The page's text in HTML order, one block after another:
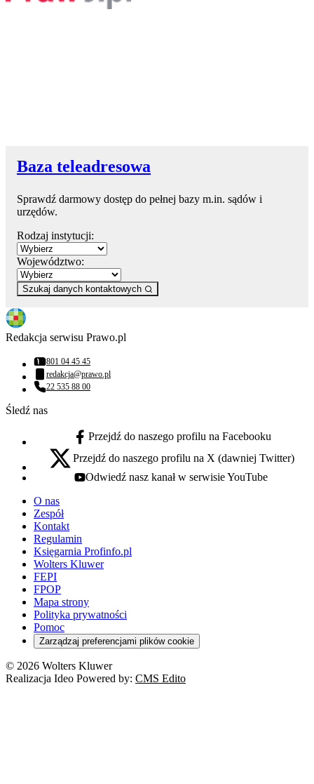
Baza teleadresowa
Sprawdź darmowy dostęp do pełnej bazy m.in. sądów i
urzędów.
Rodzaj instytucji:
Województwo:
Szukaj danych kontaktowych
Redakcja serwisu Prawo.pl
Numer telefonu:
801 04 45 45
Adres email:
redakcja@prawo.pl
Numer telefonu:
22 535 88 00
Śledź nas
facebook - otwiera się w nowej karcie
Przejdź do naszego profilu na Facebooku
x - otwiera się w nowej karcie
Przejdź do naszego profilu na X (dawniej Twitter)
youtube - otwiera się w nowej karcie
Odwiedź nasz kanał w serwisie YouTube
O nas
Zespół
Kontakt
Regulamin
Księgarnia Profinfo.pl
Wolters Kluwer
FEPI
FPOP
Mapa strony
Polityka prywatności
Pomoc
Zarządzaj preferencjami plików cookie
© 2026 Wolters Kluwer
Realizacja Ideo Powered by: CMS Edito